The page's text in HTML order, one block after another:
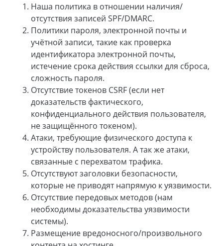
Наша политика в отношении наличия/
отсутствия записей SPF/DMARC.
Политики пароля, электронной почты и
учётной записи, такие как проверка
идентификатора электронной почты,
истечение срока действия ссылки для сброса,
сложность пароля.
Отсутствие токенов CSRF (если нет
доказательств фактического,
конфиденциального действия пользователя,
не защищённого токеном).
Атаки, требующие физического доступа к
устройству пользователя. А так же атаки,
связанные с перехватом трафика.
Отсутствуют заголовки безопасности,
которые не приводят напрямую к уязвимости.
Отсутствие передовых методов (нам
необходимы доказательства уязвимости
системы).
Размещение вредоносного/произвольного